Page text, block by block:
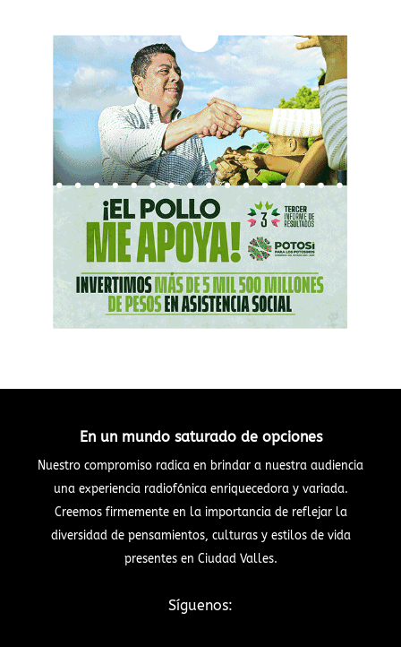
En un mundo saturado de opciones
Nuestro compromiso radica en brindar a nuestra audiencia
una experiencia radiofónica enriquecedora y variada.
Creemos firmemente en la importancia de reflejar la
diversidad de pensamientos, culturas y estilos de vida
presentes en Ciudad Valles.
Síguenos: